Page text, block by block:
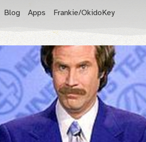
Blog Apps Frankie/OkidoKey